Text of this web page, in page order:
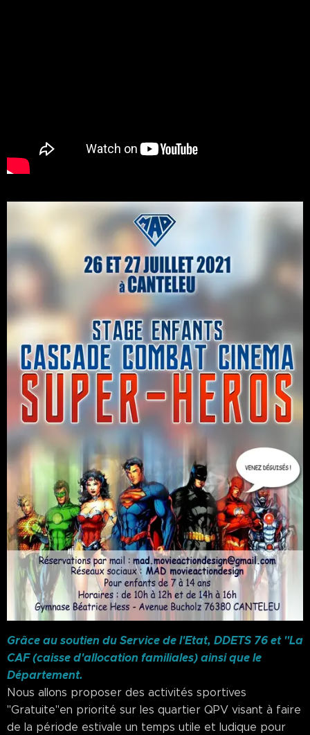
Grâce au soutien du Service de l'Etat, DDETS 76 et "La
CAF (caisse d'allocation familiales) ainsi que le
Département.
Nous allons proposer des activités sportives
"Gratuite"en priorité sur les quartier QPV visant à faire
de la période estivale un temps utile et ludique pour